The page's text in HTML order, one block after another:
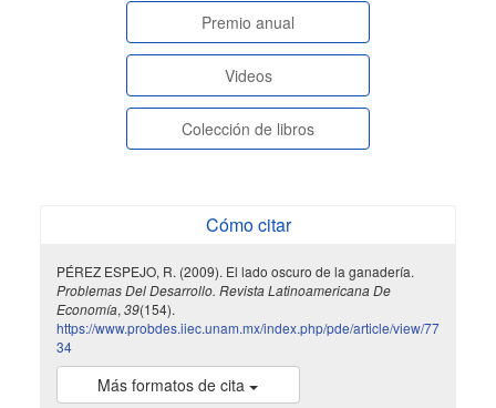
paginasespeciales
Premio anual
Videos
Colección de libros
Cómo citar
PÉREZ ESPEJO, R. (2009). El lado oscuro de la ganadería.
Problemas Del Desarrollo. Revista Latinoamericana De
Economía,39(154).
https://www.probdes.iiec.unam.mx/index.php/pde/article/view/77
34
Más formatos de cita